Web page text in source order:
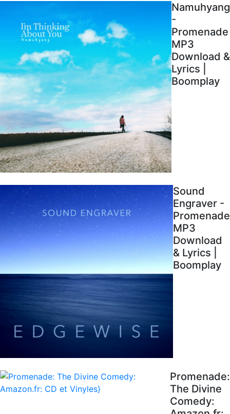
Namuhyang
-
Promenade
MP3
Download &
Lyrics |
Boomplay
Sound
Engraver -
Promenade
MP3
Download
& Lyrics |
Boomplay
Promenade:
The Divine
Comedy: